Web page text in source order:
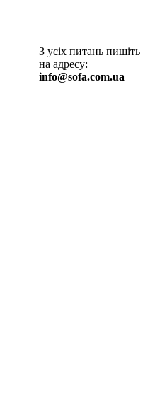
З усіх питань пишіть
на адресу:
info@sofa.com.ua